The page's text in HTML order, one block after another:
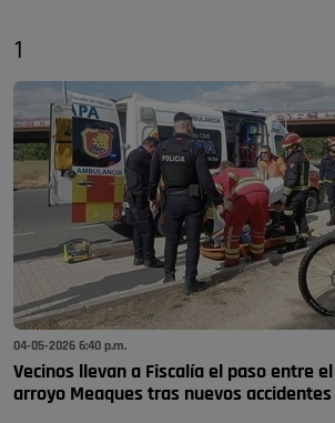
1
04-05-2026 6:40 p.m.
Vecinos llevan a Fiscalía el paso entre
arroyo Meaques tras nuevos